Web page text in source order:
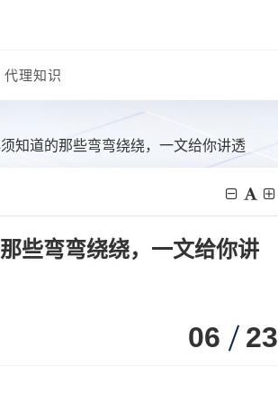
代理知识
知道的那些弯弯绕绕，一文给你讲透
些弯弯绕绕，一文给你讲
06 23